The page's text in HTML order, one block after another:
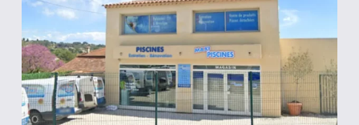
Maxi
Piscines
La-
Colle-
sur-